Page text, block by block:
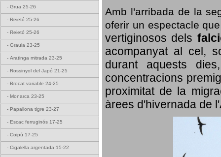
- Grua 25-26
- Reietó 25-26
- Reietó 25-26
- Graula 23-25
- Aratinga mitrada 23-25
- Rossinyol del Japó 21-25
- Brocat variable 24-25
- Monarca 23-25
- Papallona tigre 23-27
- Escac ferruginós 17-25
- Coipú 17-25
- Cigalella argentada 15-22
Amb l'arribada de la
oferir un espectacle
vertiginosos dels
acompanyat al cel,
durant aquests
concentracions
proximitat de la
àrees d'hivernada de